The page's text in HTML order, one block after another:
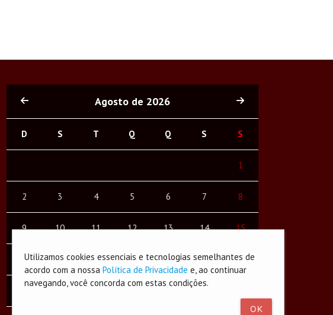
Agosto de 2026
D S T Q Q S S
1
2 3 4 5 6 7 8
9 10 11 12 13 14 15
16 17 18 19 20 21 22
Utilizamos cookies essenciais e tecnologias semelhantes de
acordo com a nossa Política de Privacidade e, ao continuar
navegando, você concorda com estas condições.
OK